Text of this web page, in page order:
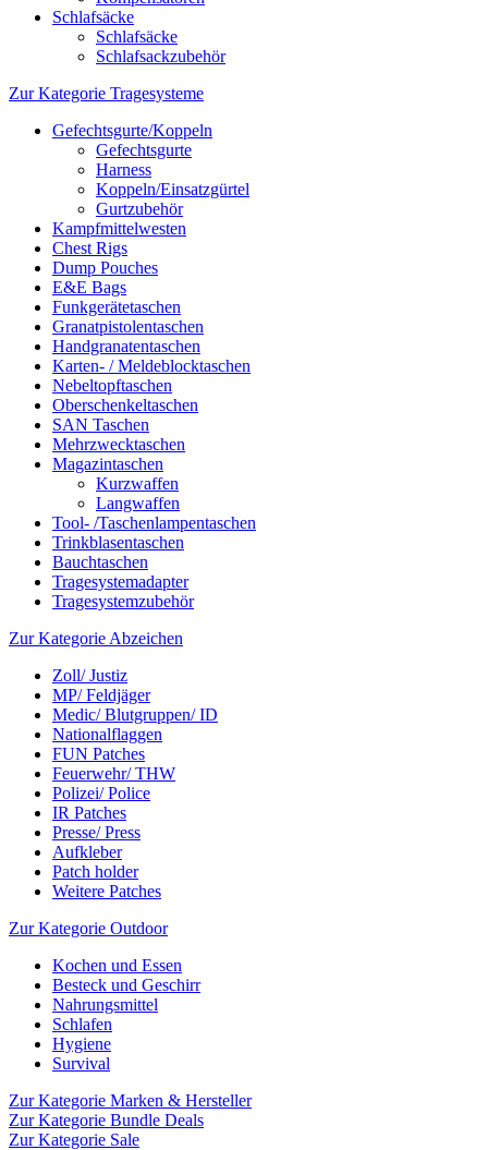
Schlafsäcke
Schlafsäcke
Schlafsackzubehör
Zur Kategorie Tragesysteme
Gefechtsgurte/Koppeln
Gefechtsgurte
Harness
Koppeln/Einsatzgürtel
Gurtzubehör
Kampfmittelwesten
Chest Rigs
Dump Pouches
E&E Bags
Funkgerätetaschen
Granatpistolentaschen
Handgranatentaschen
Karten- / Meldeblocktaschen
Nebeltopftaschen
Oberschenkeltaschen
SAN Taschen
Mehrzwecktaschen
Magazintaschen
Kurzwaffen
Langwaffen
Tool- /Taschenlampentaschen
Trinkblasentaschen
Bauchtaschen
Tragesystemadapter
Tragesystemzubehör
Zur Kategorie Abzeichen
Zoll/ Justiz
MP/ Feldjäger
Medic/ Blutgruppen/ ID
Nationalflaggen
FUN Patches
Feuerwehr/ THW
Polizei/ Police
IR Patches
Presse/ Press
Aufkleber
Patch holder
Weitere Patches
Zur Kategorie Outdoor
Kochen und Essen
Besteck und Geschirr
Nahrungsmittel
Schlafen
Hygiene
Survival
Zur Kategorie Marken & Hersteller
Zur Kategorie Bundle Deals
Zur Kategorie Sale